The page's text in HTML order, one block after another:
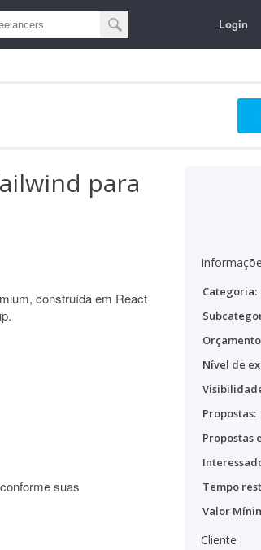
Login
para
construída em React
suas
Categoria:
Nível de
Propostas:
Propostas
Tempo
Valor
Cliente